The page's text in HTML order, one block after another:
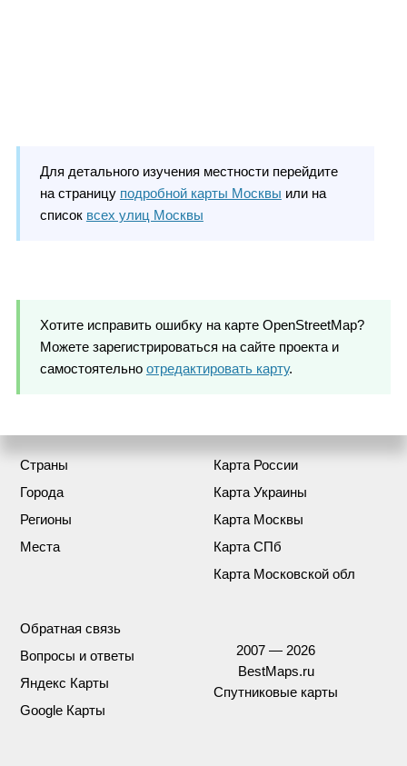
Для детального изучения местности перейдите
на страницу подробной карты Москвы или на
список всех улиц Москвы
Хотите исправить ошибку на карте OpenStreetMap?
Можете зарегистрироваться на сайте проекта и
самостоятельно отредактировать карту.
Страны
Города
Регионы
Места
Карта России
Карта Украины
Карта Москвы
Карта СПб
Карта Московской обл
Обратная связь
Вопросы и ответы
Яндекс Карты
Google Карты
2007 — 2026
BestMaps.ru
Спутниковые карты